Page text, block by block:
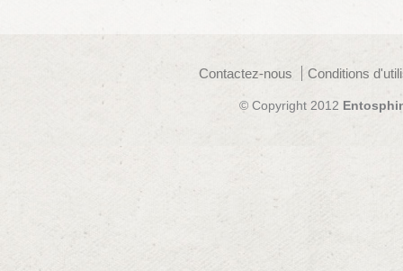
Contactez-nous Conditions
© Copyright 2012